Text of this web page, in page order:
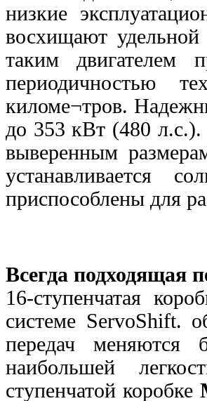
низкие
восхищают
таким двигателем
периодичностью
киломе¬тров.
до 353 кВт (480 л.с.).
выверенным
устанавливается
приспособлены для
Всегда подходящая
16-ступенчатая
системе ServoShift.
передач
наибольшей
ступенчатой коробке